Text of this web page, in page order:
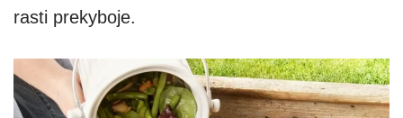
rasti prekyboje.